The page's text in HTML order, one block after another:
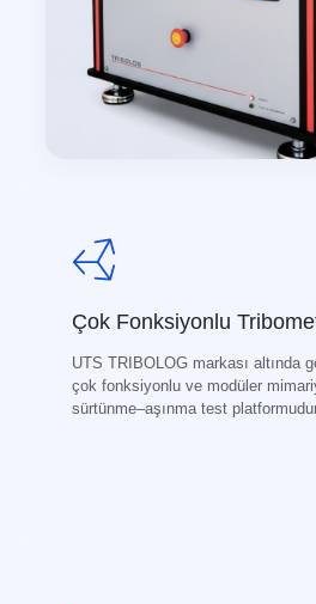
Çok Fonksiyonlu
UTS TRIBOLOG markası altında
çok fonksiyonlu ve modüler
sürtünme–aşınma test